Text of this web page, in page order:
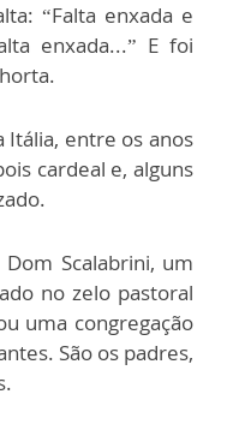
“Falta enxada e
enxada...” E foi
Itália, entre os anos
cardeal e, alguns
Scalabrini, um
no zelo pastoral
uma congregação
São os padres,